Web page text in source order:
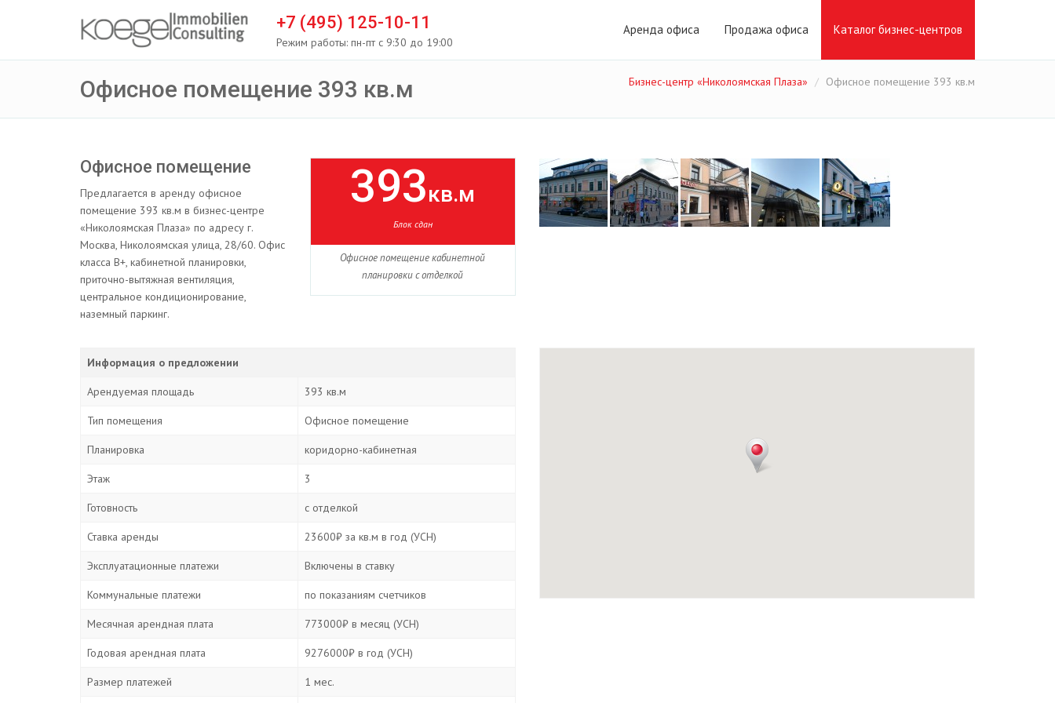
+7 (495) 125-10-11
Режим работы: пн-пт с 9:30 до 19:00
Аренда офиса Продажа офиса Каталог бизнес-центров
Офисное помещение 393 кв.м Бизнес-центр «Николоямская Плаза» Офисное помещение 393 кв.м
Офисное помещение
Предлагается в аренду офисное
помещение 393 кв.м в бизнес-центре
«Николоямская Плаза» по адресу г.
Москва, Николоямская улица, 28/60. Офис
класса B+, кабинетной планировки,
приточно-вытяжная вентиляция,
центральное кондиционирование,
наземный паркинг.
393кв.м
Блок сдан
Офисное помещение кабинетной
планировки с отделкой
Информация о предложении
Арендуемая площадь 393 кв.м
Тип помещения Офисное помещение
Планировка коридорно-кабинетная
Этаж 3
Готовность с отделкой
Ставка аренды 23600₽ за кв.м в год (УСН)
Эксплуатационные платежи Включены в ставку
Коммунальные платежи по показаниям счетчиков
Месячная арендная плата 773000₽ в месяц (УСН)
Годовая арендная плата 9276000₽ в год (УСН)
Размер платежей 1 мес.